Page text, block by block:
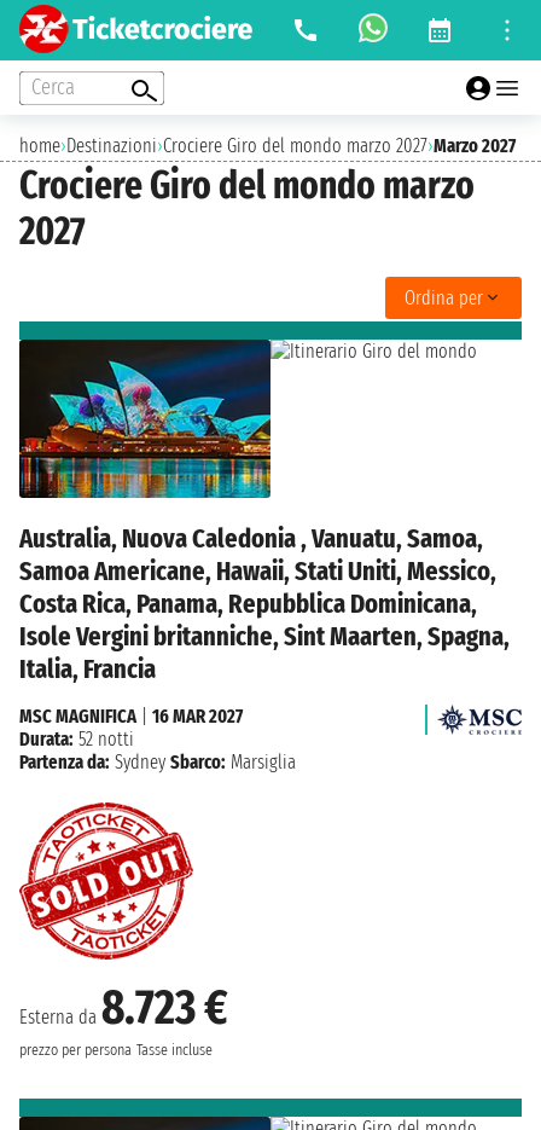
Cerca
home›Destinazioni›Crociere Giro del mondo marzo 2027›Marzo 2027
Crociere Giro del mondo marzo
2027
Ordina per
Australia, Nuova Caledonia , Vanuatu, Samoa,
Samoa Americane, Hawaii, Stati Uniti, Messico,
Costa Rica, Panama, Repubblica Dominicana,
Isole Vergini britanniche, Sint Maarten, Spagna,
Italia, Francia
Esterna da 8.723 €
prezzo per persona Tasse incluse
MSC MAGNIFICA
16 MAR 2027
Durata: 52 notti
Partenza da: Sydney Sbarco: Marsiglia